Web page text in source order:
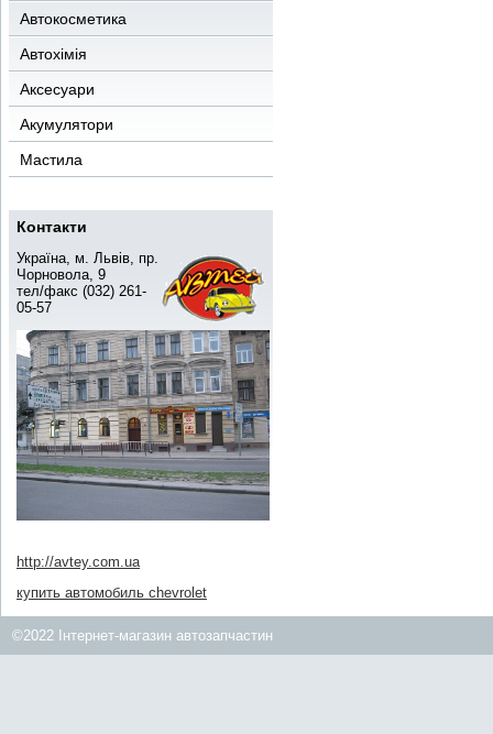
Автокосметика
Автохімія
Аксесуари
Акумулятори
Мастила
Контакти
Україна, м. Львів, пр.
Чорновола, 9
тел/факс (032) 261-
05-57
http://avtey.com.ua
купить автомобиль chevrolet
©2022 Інтернет-магазин автозапчастин